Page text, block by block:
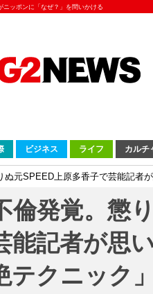
ニッポンに「なぜ？」を問いかける
ビジネス ライフ カルチ
ぬ元SPEED上原多香子で芸能記者
倫発覚。懲
能記者が思
テクニック」